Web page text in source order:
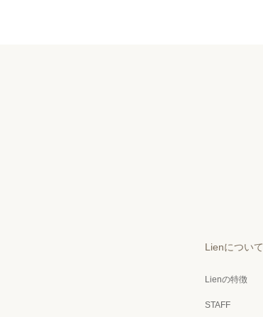
Lienについて
Lienの特徴
STAFF